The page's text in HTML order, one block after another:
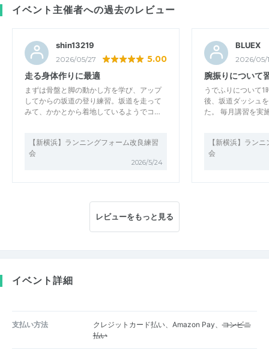
イベント主催者への過去のレビュー
shin13219
2026/05/27 5.00
走る身体作りに最適
まずは骨盤と脚の動かし方を学び、アップ
してからの坂道の登り練習。坂道を走って
みて、かかとから着地しているようでコ…
【新横浜】ランニングフォーム改良練習
会
2026/5/24
BLUEX
2026/05/
腕振りについて
うでふりについて1
後、坂道ダッシュ
た。 毎月講習を実
【新横浜】ラン
会
レビューをもっと見る
イベント詳細
支払い方法 クレジットカード払い、Amazon Pay、コンビニ
払い